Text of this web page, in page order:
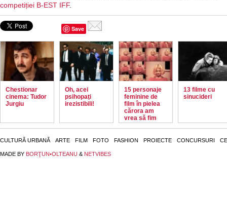
competiției B-EST IFF.
Save
Chestionar
cinema: Tudor
Jurgiu
Oh, acei
psihopaţi
irezistibili!
15 personaje
feminine de
film în pielea
cărora am
vrea să fim
13 filme cu
sinucideri
CULTURĂ URBANĂ ARTE FILM FOTO FASHION PROIECTE CONCURSURI
MADE BY BORŢUN•OLTEANU & NETVIBES